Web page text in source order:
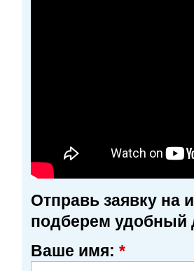
Отправь заявку на
подберем удобный
Ваше имя: *